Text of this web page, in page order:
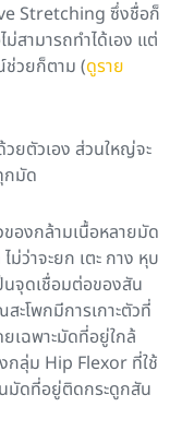
Stretching ซึ่งชื่อก็
สามารถทำได้เอง แต่
ช่วยก็ตาม (ดูราย
ยตัวเอง ส่วนใหญ่จะ
กมัด
องกล้ามเนื้อหลายมัด
ว่าจะยก เตะ กาง หุบ
นจุดเชื่อมต่อของสัน
ะโพกมีการเกาะตัวที่
เฉพาะมัดที่อยู่ใกล้
ลุ่ม Hip Flexor ที่ใช้
นมัดที่อยู่ติดกระดูกสัน